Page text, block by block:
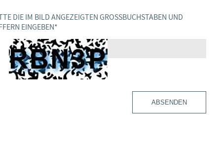
DIE IM BILD ANGEZEIGTEN GROSSBUCHSTABEN UND Z
EINGEBEN *
ABSENDEN